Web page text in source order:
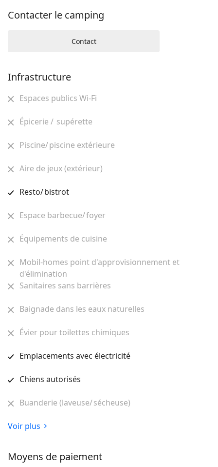
Contacter le camping
Contact
Infrastructure
Espaces publics Wi-Fi
Épicerie / supérette
Piscine/ piscine extérieure
Aire de jeux (extérieur)
Resto/ bistrot
Espace barbecue/ foyer
Équipements de cuisine
Mobil-homes point d'approvisionnement et
d'élimination
Sanitaires sans barrières
Baignade dans les eaux naturelles
Évier pour toilettes chimiques
Emplacements avec électricité
Chiens autorisés
Buanderie (laveuse/ sécheuse)
Voir plus
Moyens de paiement